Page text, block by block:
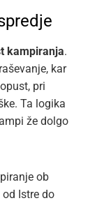
kampiranja.
kar
pri
Ta logika
že dolgo
ob
Istre do